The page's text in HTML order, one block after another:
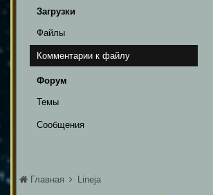
Загрузки
Файлы
Комментарии к файлу
Форум
Темы
Сообщения
Главная Lineja